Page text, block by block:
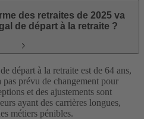
des retraites de 2025 va
de départ à la retraite ?
départ à la retraite est de 64 ans,
pas prévu de changement pour
et des ajustements sont
ayant des carrières longues,
métiers pénibles.